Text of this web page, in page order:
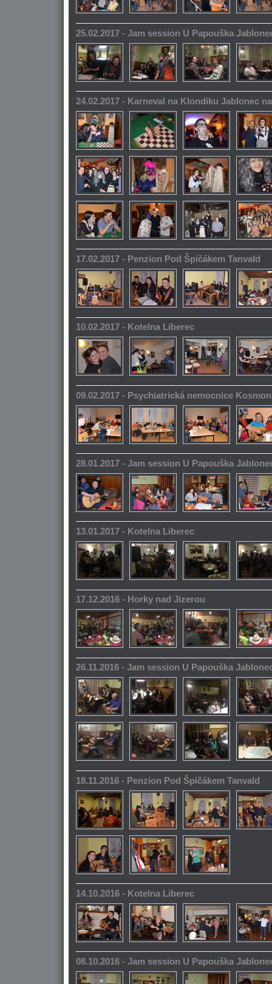
25.02.2017 - Jam session U Papouška
24.02.2017 - Karneval na Klondiku Jablonec
17.02.2017 - Penzion Pod Špičákem Tanvald
10.02.2017 - Kotelna Liberec
09.02.2017 - Psychiatrická nemocnice
28.01.2017 - Jam session U Papouška
13.01.2017 - Kotelna Liberec
17.12.2016 - Horky nad Jizerou
26.11.2016 - Jam session U Papouška
18.11.2016 - Penzion Pod Špičákem Tanvald
14.10.2016 - Kotelna Liberec
08.10.2016 - Jam session U Papouška